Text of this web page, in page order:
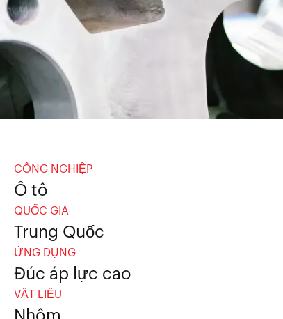
CÔNG NGHIỆP
Ô tô
QUỐC GIA
Trung Quốc
ỨNG DỤNG
Đúc áp lực cao
VẬT LIỆU
Nhôm